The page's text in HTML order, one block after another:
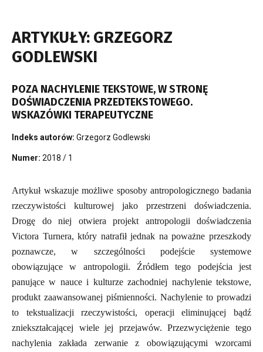
ARTYKUŁY: GRZEGORZ
GODLEWSKI
POZA NACHYLENIE TEKSTOWE, W STRONĘ
DOŚWIADCZENIA PRZEDTEKSTOWEGO.
WSKAZÓWKI TERAPEUTYCZNE
Indeks autorów: Grzegorz Godlewski
Numer: 2018 / 1
Artykuł wskazuje możliwe sposoby antropologicznego badania
rzeczywistości kulturowej jako przestrzeni doświadczenia.
Drogę do niej otwiera projekt antropologii doświadczenia
Victora Turnera, który natrafił jednak na poważne przeszkody
poznawcze, w szczególności podejście systemowe
obowiązujące w antropologii. Źródłem tego podejścia jest
panujące w nauce i kulturze zachodniej nachylenie tekstowe,
produkt zaawansowanej piśmienności. Nachylenie to prowadzi
to tekstualizacji rzeczywistości, operacji eliminującej bądź
zniekształcającej wiele jej przejawów. Przezwyciężenie tego
nachylenia zakłada zerwanie z obowiązującymi wzorcami